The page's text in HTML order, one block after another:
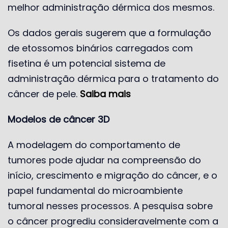
melhor administração dérmica dos mesmos.
Os dados gerais sugerem que a formulação
de etossomos binários carregados com
fisetina é um potencial sistema de
administração dérmica para o tratamento do
câncer de pele. Saiba mais
Modelos de câncer 3D
A modelagem do comportamento de
tumores pode ajudar na compreensão do
início, crescimento e migração do câncer, e o
papel fundamental do microambiente
tumoral nesses processos. A pesquisa sobre
o câncer progrediu consideravelmente com a